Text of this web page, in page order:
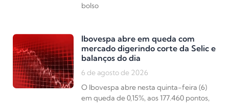
bolso
Ibovespa abre em queda com
mercado digerindo corte da Selic e
balanços do dia
6 de agosto de 2026
O Ibovespa abre nesta quinta-feira (6)
em queda de 0,15%, aos 177.460 pontos,